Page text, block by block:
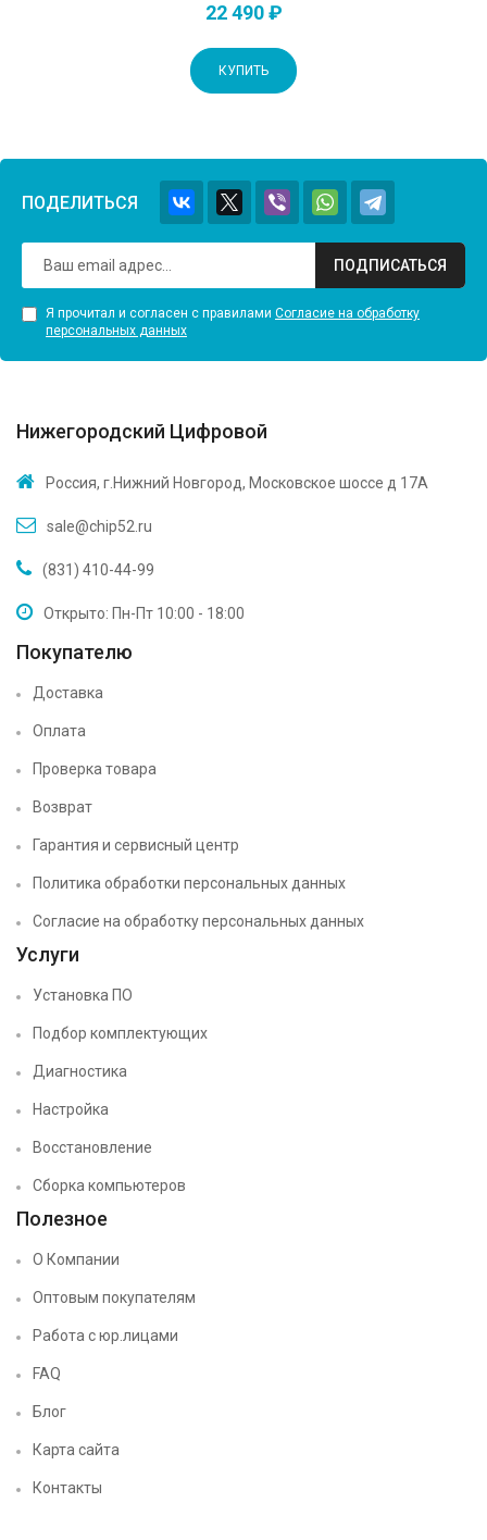
22 490 ₽
КУПИТЬ
ПОДЕЛИТЬСЯ
ПОДПИСАТЬСЯ
Я прочитал и согласен с правилами Согласие на обработку
персональных данных
Нижегородский Цифровой
Россия, г.Нижний Новгород, Московское шоссе д 17А
sale@chip52.ru
(831) 410-44-99
Открыто: Пн-Пт 10:00 - 18:00
Покупателю
Доставка
Оплата
Проверка товара
Возврат
Гарантия и сервисный центр
Политика обработки персональных данных
Согласие на обработку персональных данных
Услуги
Установка ПО
Подбор комплектующих
Диагностика
Настройка
Восстановление
Сборка компьютеров
Полезное
О Компании
Оптовым покупателям
Работа с юр.лицами
FAQ
Блог
Карта сайта
Контакты